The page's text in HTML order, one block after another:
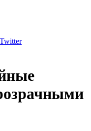
Twitter